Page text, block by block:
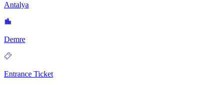
Antalya
Demre
Entrance Ticket